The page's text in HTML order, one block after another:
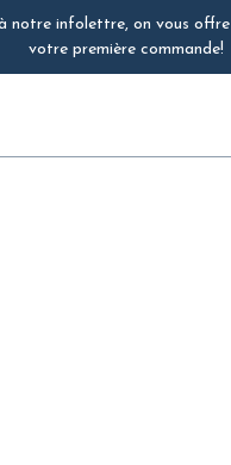
notre infolettre, on vous offre
votre première commande!